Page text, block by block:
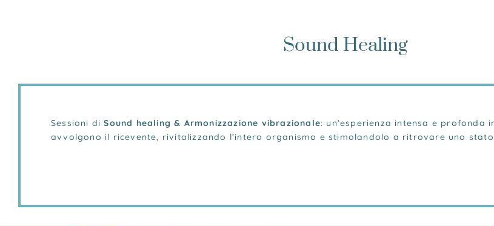
Sound Healing
Sessioni diSound healing & Armonizzazione vibrazionale: un’esperienza intensa e profonda
avvolgono il ricevente, rivitalizzando l’intero organismo e stimolandolo a ritrovare uno